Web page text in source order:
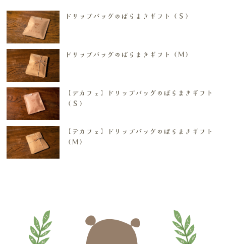
ドリップバッグのばらまきギフト（Ｓ）
ドリップバッグのばらまきギフト（Ｍ）
【デカフェ】ドリップバッグのばらまきギフト
（Ｓ）
【デカフェ】ドリップバッグのばらまきギフト
（Ｍ）